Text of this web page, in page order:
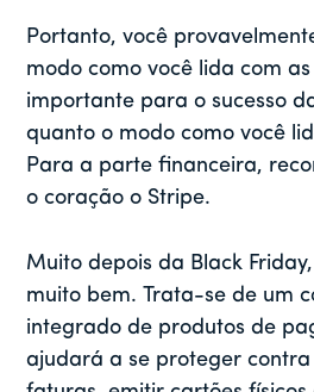
Portanto, você
modo como você lida com
importante para o sucesso
quanto o modo como você
Para a parte financeira,
o coração o Stripe.
Muito depois da Black
muito bem. Trata-se de um
integrado de produtos de
ajudará a se proteger